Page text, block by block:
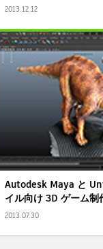
2013.12.12
Autodesk Maya と
イル向け 3D ゲーム制
2013.07.30